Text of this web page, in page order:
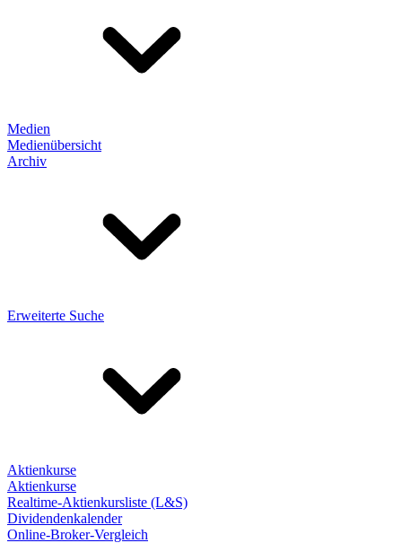
Medien
Medienübersicht
Archiv
Erweiterte Suche
Aktienkurse
Aktienkurse
Realtime-Aktienkursliste (L&S)
Dividendenkalender
Online-Broker-Vergleich